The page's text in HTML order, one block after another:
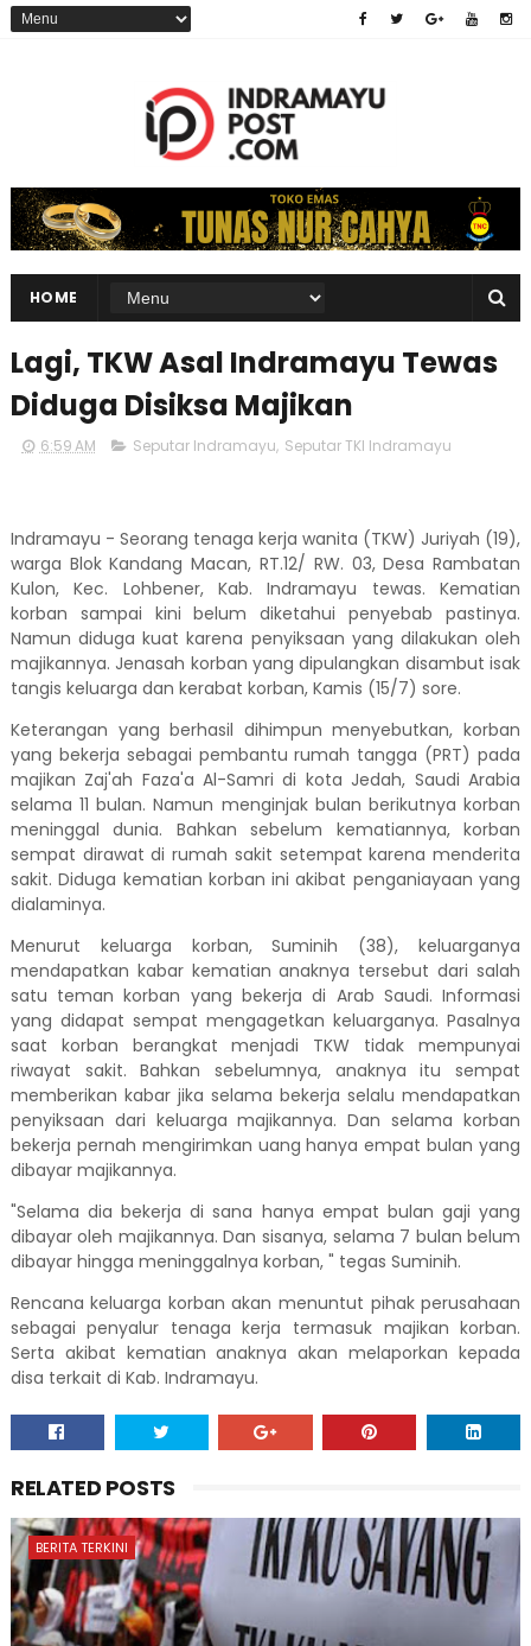
HOME
Lagi, TKW Asal Indramayu Tewas
Diduga Disiksa Majikan
6:59 AM Seputar Indramayu, Seputar TKI Indramayu
Indramayu - Seorang tenaga kerja wanita (TKW) Juriyah (19),
warga Blok Kandang Macan, RT.12/ RW. 03, Desa Rambatan
Kulon, Kec. Lohbener, Kab. Indramayu tewas. Kematian
korban sampai kini belum diketahui penyebab pastinya.
Namun diduga kuat karena penyiksaan yang dilakukan oleh
majikannya. Jenasah korban yang dipulangkan disambut isak
tangis keluarga dan kerabat korban, Kamis (15/7) sore.
Keterangan yang berhasil dihimpun menyebutkan, korban
yang bekerja sebagai pembantu rumah tangga (PRT) pada
majikan Zaj'ah Faza'a Al-Samri di kota Jedah, Saudi Arabia
selama 11 bulan. Namun menginjak bulan berikutnya korban
meninggal dunia. Bahkan sebelum kematiannya, korban
sempat dirawat di rumah sakit setempat karena menderita
sakit. Diduga kematian korban ini akibat penganiayaan yang
dialaminya.
Menurut keluarga korban, Suminih (38), keluarganya
mendapatkan kabar kematian anaknya tersebut dari salah
satu teman korban yang bekerja di Arab Saudi. Informasi
yang didapat sempat mengagetkan keluarganya. Pasalnya
saat korban berangkat menjadi TKW tidak mempunyai
riwayat sakit. Bahkan sebelumnya, anaknya itu sempat
memberikan kabar jika selama bekerja selalu mendapatkan
penyiksaan dari keluarga majikannya. Dan selama korban
bekerja pernah mengirimkan uang hanya empat bulan yang
dibayar majikannya.
"Selama dia bekerja di sana hanya empat bulan gaji yang
dibayar oleh majikannya. Dan sisanya, selama 7 bulan belum
dibayar hingga meninggalnya korban, " tegas Suminih.
Rencana keluarga korban akan menuntut pihak perusahaan
sebagai penyalur tenaga kerja termasuk majikan korban.
Serta akibat kematian anaknya akan melaporkan kepada
disa terkait di Kab. Indramayu.
RELATED POSTS
BERITA TERKINI